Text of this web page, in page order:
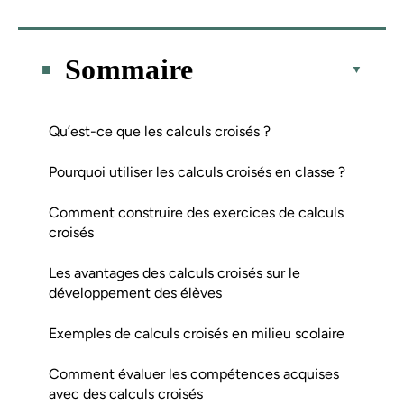
Sommaire
Qu’est-ce que les calculs croisés ?
Pourquoi utiliser les calculs croisés en classe ?
Comment construire des exercices de calculs
croisés
Les avantages des calculs croisés sur le
développement des élèves
Exemples de calculs croisés en milieu scolaire
Comment évaluer les compétences acquises
avec des calculs croisés